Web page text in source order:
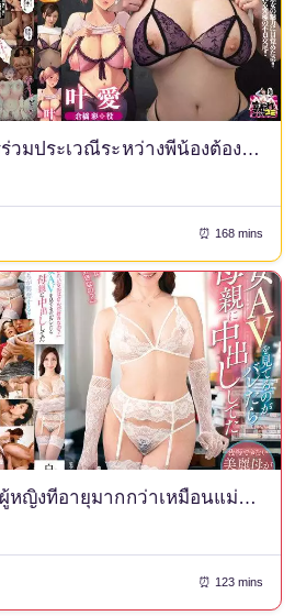
URE-081 สัญญาการร่วมประเวณีระหว่างพี่น้องต้องห้าม! - ผลงานต้นฉบับ: Chinjao Musume - น้องสาววัยผู้ใหญ่ - ความสัมพันธ์พี่ชายน้องสาวที่สะดวกสบายตั้งแต่ช่วงวัย 30 - Kanae
⏰ 168 mins
FERA-165 “คุณชอบผู้หญิงที่อายุมากกว่าเหมือนแม่ของคุณไหม?” เมื่อฉันพบว่าฉันกำลังดูหนังโป๊ผู้หญิงวัยกลางคน ฉันจึงเสร็จในตัวแม่ของฉัน ยูโกะ ชิรากิ
⏰ 123 mins